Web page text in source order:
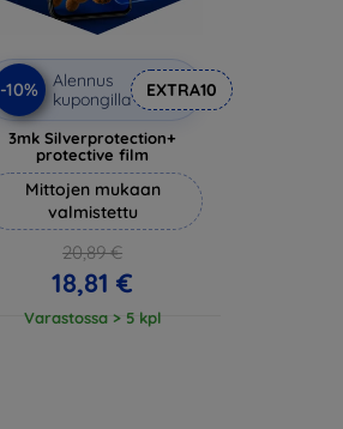
-10%
Alennus
kupongilla
EXTRA10
3mk Silverprotection+
protective film
Mittojen mukaan
valmistettu
20,89 €
18,81 €
Varastossa > 5 kpl